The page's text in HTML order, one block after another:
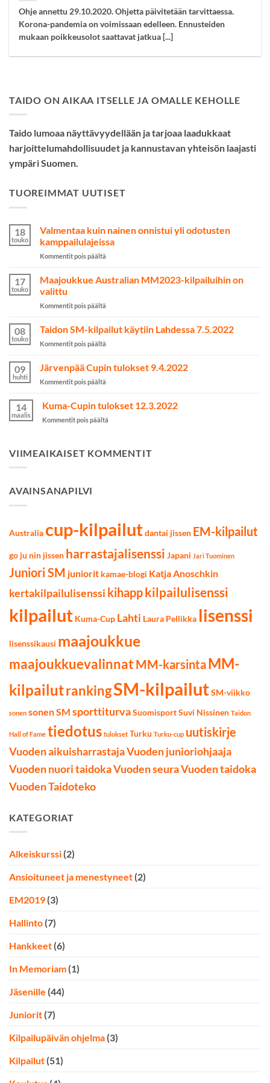
Ohje annettu 29.10.2020. Ohjetta päivitetään tarvittaessa.
Korona-pandemia on voimissaan edelleen. Ennusteiden
mukaan poikkeusolot saattavat jatkua [...]
TAIDO ON AIKAA ITSELLE JA OMALLE KEHOLLE
Taido lumoaa näyttävyydellään ja tarjoaa laadukkaat
harjoittelumahdollisuudet ja kannustavan yhteisön laajasti
ympäri Suomen.
TUOREIMMAT UUTISET
18
touko
Valmentaa kuin nainen onnistui yli odotusten
kamppailulajeissa
Kommentit pois päältä
kuin
nainen
kamppailulajeissa
17
touko
Maajoukkue Australian MM2023-kilpailuihin on
valittu
Kommentit pois päältä
Australian
MM2023-
valittu
08
touko
Taidon SM-kilpailut käytiin Lahdessa 7.5.2022
Kommentit pois päältä
SM-
kilpailut
7.5.2022
09
huhti
Järvenpää Cupin tulokset 9.4.2022
Kommentit pois päältä
Cupin
tulokset
9.4.2022
14
maalis
Kuma-Cupin tulokset 12.3.2022
Kommentit pois päältä
tulokset
VIIMEAIKAISET KOMMENTIT
AVAINSANAPILVI
Australia cup-kilpailutdantai jissen EM-kilpailut
go ju nin jissen harrastajalisenssi Japani Jari Tuominen
Juniori SM juniorit kamae-blogi Katja Anoschkin
kertakilpailulisenssi kihappkilpailulisenssi
kilpailut Kuma-Cup Lahti Laura Pellikka lisenssi
lisenssikausi maajoukkue
maajoukkuevalinnat MM-karsintaMM-
kilpailutrankingSM-kilpailutSM-viikko
sonen sonen SM sporttiturvaSuomisportSuvi Nissinen Taidon
Hall of Fame tiedotus tulokset Turku Turku-cup uutiskirje
Vuoden aikuisharrastajaVuoden junioriohjaaja
Vuoden nuori taidokaVuoden seuraVuoden taidoka
Vuoden Taidoteko
KATEGORIAT
Alkeiskurssi (2)
Ansioituneet ja menestyneet (2)
EM2019 (3)
Hallinto (7)
Hankkeet (6)
In Memoriam (1)
Jäsenille (44)
Juniorit (7)
Kilpailupäivän ohjelma (3)
Kilpailut (51)